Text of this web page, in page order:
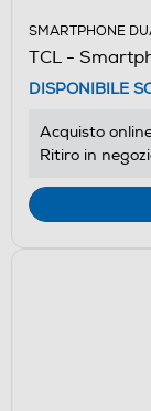
SMARTPHONE
TCL -
DISPONIBILE
Acquisto
Ritiro in